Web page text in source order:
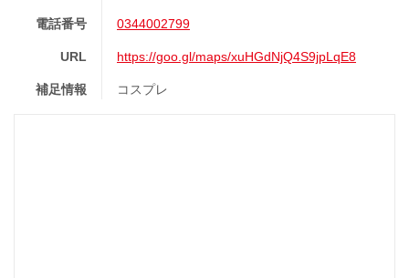
電話番号 0344002799
URL https://goo.gl/maps/xuHGdNjQ4S9jpLqE8
補足情報 コスプレ